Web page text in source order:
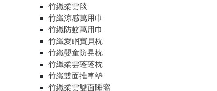
竹纖柔雲毯
竹纖涼感萬用巾
竹纖防蚊萬用巾
竹纖愛睏寶貝枕
竹纖嬰童防晃枕
竹纖柔雲蓬蓬枕
竹纖雙面推車墊
竹纖柔雲雙面睡窩